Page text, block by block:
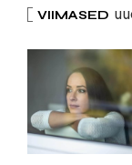
VIIMASED